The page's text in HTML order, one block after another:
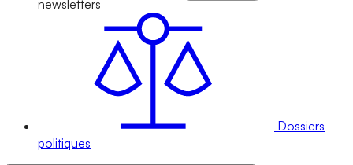
newsletters
Dossiers
politiques